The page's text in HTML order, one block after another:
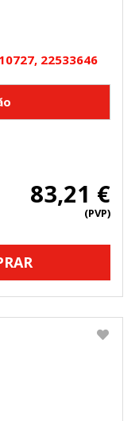
22533646
83,21 €
(PVP)